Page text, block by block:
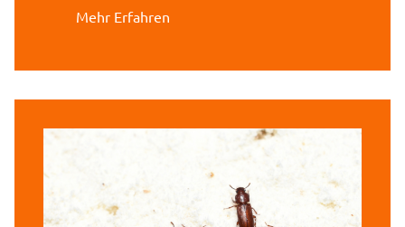
Mehr Erfahren